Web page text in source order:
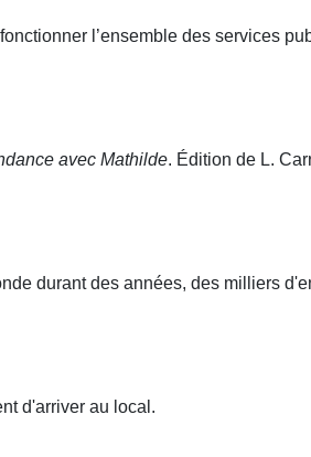
l’ensemble des services
avec Mathilde. Édition de L.
durant des années, des milliers
d'arriver au local.